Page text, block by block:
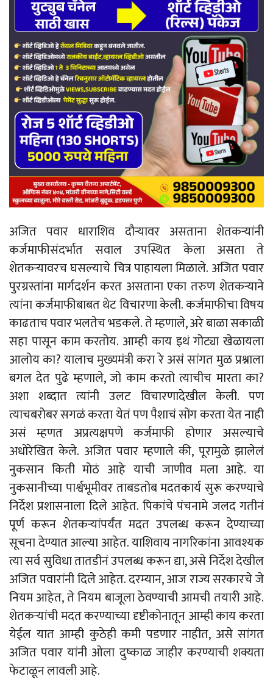
अजित पवार धाराशिव दौऱ्यावर असताना शेतकऱ्यांनी
कर्जमाफीसंदर्भात सवाल उपस्थित केला असता ते
शेतकऱ्यावरच घसल्याचे चित्र पाहायला मिळाले. अजित पवार
पुरग्रस्तांना मार्गदर्शन करत असताना एका तरुण शेतकऱ्याने
त्यांना कर्जमाफीबाबत थेट विचारणा केली. कर्जमाफीचा विषय
काढताच पवार भलतेच भडकले. ते म्हणाले, अरे बाळा सकाळी
सहा पासून काम करतोय. आम्ही काय इथं गोट्या खेळायला
आलोय का? यालाच मुख्यमंत्री करा रे असं सांगत मुळ प्रश्नाला
बगल देत पुढे म्हणाले, जो काम करतो त्याचीच मारता का?
अशा शब्दात त्यांनी उलट विचारणादेखील केली. पण
त्याचबरोबर सगळं करता येतं पण पैशाचं सोंग करता येत नाही
असं म्हणत अप्रत्यक्षपणे कर्जमाफी होणार असल्याचे
अधोरेखित केले. अजित पवार म्हणाले की, पूरामुळे झालेलं
नुकसान किती मोठं आहे याची जाणीव मला आहे. या
नुकसानीच्या पार्श्वभूमीवर ताबडतोब मदतकार्य सुरू करण्याचे
निर्देश प्रशासनाला दिले आहेत. पिकांचे पंचनामे जलद गतीनं
पूर्ण करून शेतकऱ्यांपर्यंत मदत उपलब्ध करून देण्याच्या
सूचना देण्यात आल्या आहेत. याशिवाय नागरिकांना आवश्यक
त्या सर्व सुविधा तातडीनं उपलब्ध करून द्या, असे निर्देश देखील
अजित पवारांनी दिले आहेत. दरम्यान, आज राज्य सरकारचे जे
नियम आहेत, ते नियम बाजूला ठेवण्याची आमची तयारी आहे.
शेतकऱ्यांची मदत करण्याच्या दृष्टीकोनातून आम्ही काय करता
येईल यात आम्ही कुठेही कमी पडणार नाहीत, असे सांगत
अजित पवार यांनी ओला दुष्काळ जाहीर करण्याची शक्यता
फेटाळून लावली आहे.